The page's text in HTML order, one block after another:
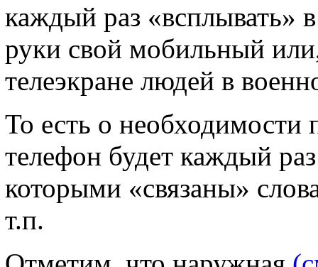
каждый раз «всплывать»
руки свой мобильный
телеэкране людей в
То есть о необходимости
телефон будет каждый
которыми «связаны»
т.п.